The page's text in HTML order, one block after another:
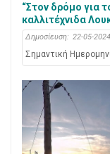
“Στον δρόμο για
καλλιτέχνιδα
Δημοσίευση: 22-05-
Σημαντική